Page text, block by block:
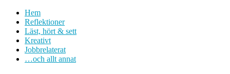
Hem
Reflektioner
Läst, hört & sett
Kreativt
Jobbrelaterat
…och allt annat